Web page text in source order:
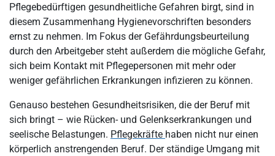
Pflegebedürftigen gesundheitliche Gefahren birgt, sind in
diesem Zusammenhang Hygienevorschriften besonders
ernst zu nehmen. Im Fokus der Gefährdungsbeurteilung
durch den Arbeitgeber steht außerdem die mögliche Gefahr,
sich beim Kontakt mit Pflegepersonen mit mehr oder
weniger gefährlichen Erkrankungen infizieren zu können.
Genauso bestehen Gesundheitsrisiken, die der Beruf mit
sich bringt – wie Rücken- und Gelenkserkrankungen und
seelische Belastungen. Pflegekräfte haben nicht nur einen
körperlich anstrengenden Beruf. Der ständige Umgang mit